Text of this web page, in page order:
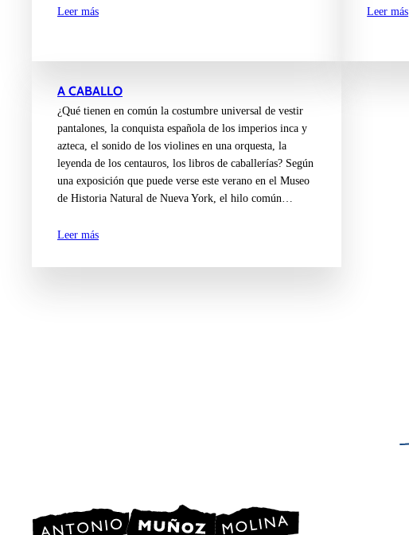
Leer más Leer más
A CABALLO
¿Qué tienen en común la costumbre universal de vestir
pantalones, la conquista española de los imperios inca y
azteca, el sonido de los violines en una orquesta, la
leyenda de los centauros, los libros de caballerías? Según
una exposición que puede verse este verano en el Museo
de Historia Natural de Nueva York, el hilo común…
Leer más